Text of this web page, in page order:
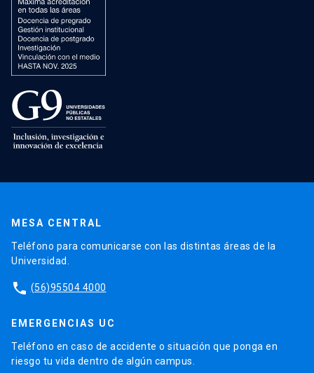
MESA CENTRAL
Teléfono para comunicarse con las distintas áreas de la
Universidad.
phone (56)95504 4000
EMERGENCIAS UC
Teléfono en caso de accidente o situación que ponga en
riesgo tu vida dentro de algún campus.